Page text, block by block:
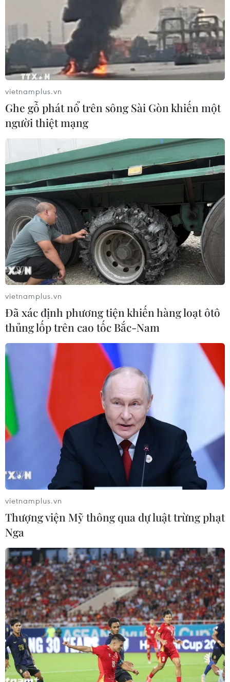
vietnamplus.vn
Ghe gỗ phát nổ trên sông Sài Gòn khiến một
người thiệt mạng
vietnamplus.vn
Đã xác định phương tiện khiến hàng loạt ôtô
thủng lốp trên cao tốc Bắc-Nam
vietnamplus.vn
Thượng viện Mỹ thông qua dự luật trừng phạt
Nga